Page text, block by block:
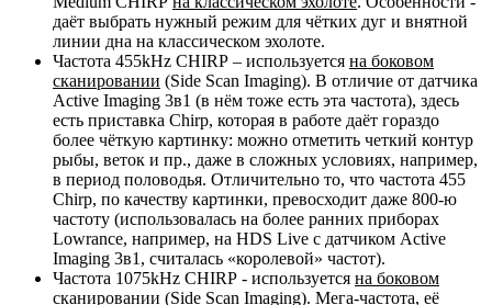
даёт выбрать нужный режим для чётких дуг и внятной
линии дна на классическом эхолоте.
Частота 455kHz CHIRP – используется на боковом
сканировании (Side Scan Imaging). В отличие от датчика
Active Imaging 3в1 (в нём тоже есть эта частота), здесь
есть приставка Chirp, которая в работе даёт гораздо
более чёткую картинку: можно отметить четкий контур
рыбы, веток и пр., даже в сложных условиях, например,
в период половодья. Отличительно то, что частота 455
Chirp, по качеству картинки, превосходит даже 800-ю
частоту (использовалась на более ранних приборах
Lowrance, например, на HDS Live c датчиком Active
Imaging 3в1, считалась «королевой» частот).
Частота 1075kHz CHIRP - используется на боковом
сканировании (Side Scan Imaging). Мега-частота, её